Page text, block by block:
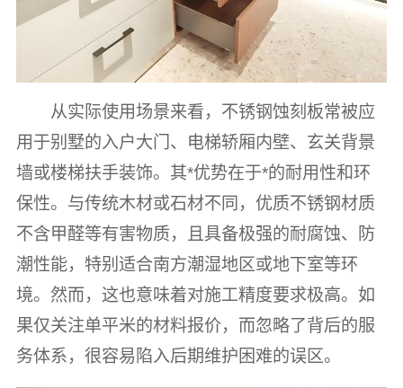
从实际使用场景来看，不锈钢蚀刻板常被应
用于别墅的入户大门、电梯轿厢内壁、玄关背景
墙或楼梯扶手装饰。其*优势在于*的耐用性和环
保性。与传统木材或石材不同，优质不锈钢材质
不含甲醛等有害物质，且具备极强的耐腐蚀、防
潮性能，特别适合南方潮湿地区或地下室等环
境。然而，这也意味着对施工精度要求极高。如
果仅关注单平米的材料报价，而忽略了背后的服
务体系，很容易陷入后期维护困难的误区。